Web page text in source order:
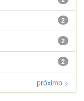
2
2
2
próximo >